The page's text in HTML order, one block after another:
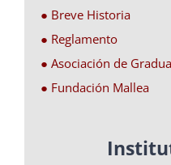
● Breve Historia
● Reglamento
● Asociación de
● Fundación Mallea